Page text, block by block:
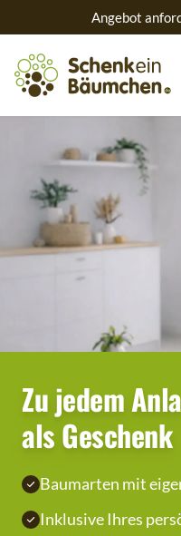
Angebot
Zu jedem
als Geschenk
Baumarten mit
Inklusive Ihres